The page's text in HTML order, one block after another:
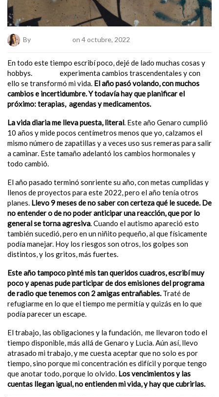
By on 4 octubre, 2022
En todo este tiempo escribí poco, dejé de lado muchas cosas y
hobbys.
experimenta cambios trascendentales y con
ello se transformó mi vida. El año pasó volando, con muchos
cambios e incertidumbre. Y todavía hay que planificar el
próximo: terapias, agendas y medicamentos.
La vida diaria me lleva puesta, literal. Este año Genaro cumplió
10 años y mide pocos centímetros menos que yo, calzamos el
mismo número de zapatillas y a veces uso sus remeras para salir
a caminar. Este tamaño adelantó los cambios hormonales y
todo cambió.
El año pasado terminó sonriente su año, con metas cumplidas y
llenos de proyectos para este 2022, pero el año tenía otros
planes. Llevo 9 meses de no saber con certeza qué le sucede. De
no entender o de no poder anticipar una reacción, que por lo
general se torna agresiva. Cuando el autismo apareció esto
también sucedió, pero en un niñito pequeño, al que físicamente
podía manejar. Hoy los riesgos son otros, los golpes son
distintos, y los gritos, más fuertes.
Este año tampoco pinté mis tan queridos cuadros, escribí muy
poco y apenas pude participar de dos emisiones del programa
de radio que tenemos con 2 amigas entrañables.Traté de
refugiarme en lo que el tiempo me permitía y quizás en lo que
podía parecer un escape.
El trabajo, las obligaciones y la fundación, me llevaron todo el
tiempo disponible, más allá de Genaro y Lucia. Aún así, llevo
atrasado mi trabajo, y me cuesta aceptar que no solo es por
tiempo, sino porque mi concentración es difícil y porque tengo
que anotar todo, porque lo olvido. Los vencimientos y las
cuentas llegan igual, no entienden mi vida, y hay que cubrirlas.